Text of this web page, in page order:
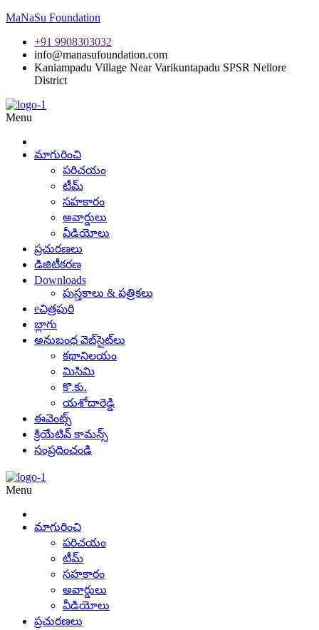
MaNaSu Foundation
+91 9908303032
info@manasufoundation.com
Kaniampadu Village Near Varikuntapadu SPSR Nellore
District
Menu
మాగురించి
పరిచయం
టీమ్
సహకారం
అవార్డులు
వీడియోలు
ప్రచురణలు
డిజిటీకరణ
Downloads
పుస్తకాలు & పత్రికలు
eచిత్రపురి
బ్లాగు
అనుబంధ వెబ్‌సైట్‌లు
కథానిలయం
మిసిమి
కొ.కు.
యశోదారెడ్డి
ఈవెంట్స్
క్రియేటివ్ కామన్స్
సంప్రదించండి
Menu
మాగురించి
పరిచయం
టీమ్
సహకారం
అవార్డులు
వీడియోలు
ప్రచురణలు